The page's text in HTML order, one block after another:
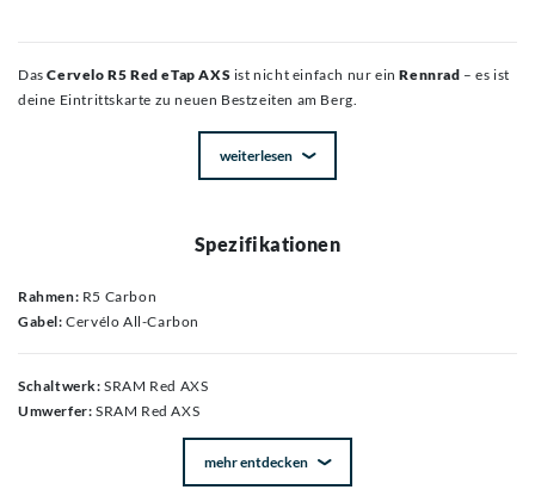
DasCervelo R5 Red eTap AXS ist nicht einfach nur einRennrad – es ist
deine Eintrittskarte zu neuen Bestzeiten am Berg.
weiterlesen
Spezifikationen
Rahmen: R5 Carbon
Gabel: Cervélo All-Carbon
Schaltwerk: SRAM Red AXS
Umwerfer: SRAM Red AXS
mehr entdecken